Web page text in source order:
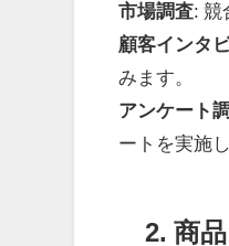
市場調査: 競
顧客インタ
みます。
アンケート
ートを実施
2. 商